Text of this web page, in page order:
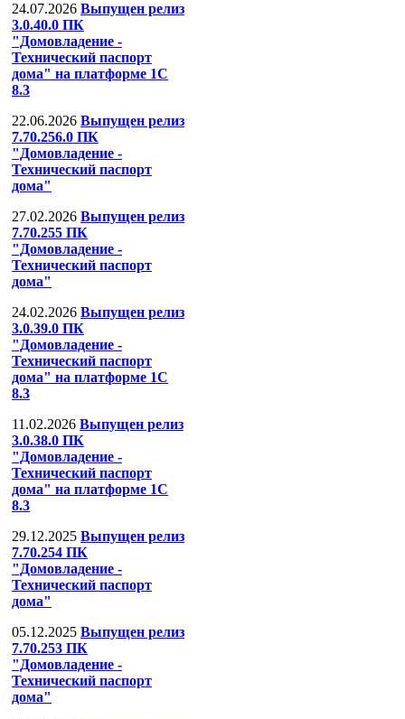
24.07.2026 Выпущен релиз
3.0.40.0 ПК
"Домовладение -
Технический паспорт
дома" на платформе 1С
8.3
22.06.2026 Выпущен релиз
7.70.256.0 ПК
"Домовладение -
Технический паспорт
дома"
27.02.2026 Выпущен релиз
7.70.255 ПК
"Домовладение -
Технический паспорт
дома"
24.02.2026 Выпущен релиз
3.0.39.0 ПК
"Домовладение -
Технический паспорт
дома" на платформе 1С
8.3
11.02.2026 Выпущен релиз
3.0.38.0 ПК
"Домовладение -
Технический паспорт
дома" на платформе 1С
8.3
29.12.2025 Выпущен релиз
7.70.254 ПК
"Домовладение -
Технический паспорт
дома"
05.12.2025 Выпущен релиз
7.70.253 ПК
"Домовладение -
Технический паспорт
дома"